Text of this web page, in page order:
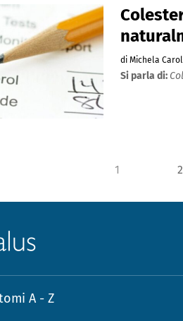
di Michela
Si parla di:
1 2
A - Z